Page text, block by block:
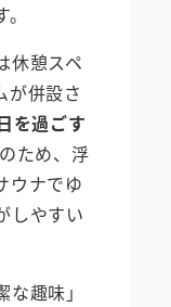
休憩スペ
が併設さ
を過ごす
ため、浮
ウナでゆ
しやすい
趣味」